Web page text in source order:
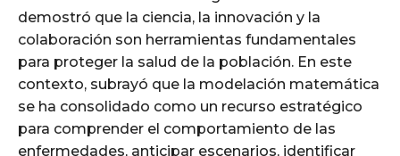
demostró que la ciencia, la innovación y la
colaboración son herramientas fundamentales
para proteger la salud de la población. En este
contexto, subrayó que la modelación matemática
se ha consolidado como un recurso estratégico
para comprender el comportamiento de las
enfermedades, anticipar escenarios, identificar